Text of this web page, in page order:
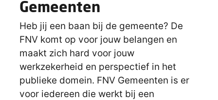
Gemeenten
Heb jij een baan bij de gemeente? De
FNV komt op voor jouw belangen en
maakt zich hard voor jouw
werkzekerheid en perspectief in het
publieke domein. FNV Gemeenten is er
voor iedereen die werkt bij een